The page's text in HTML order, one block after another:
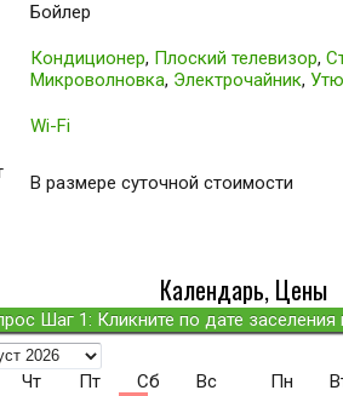
Бойлер
Кондиционер, Плоский телевизор,
Микроволновка, Электрочайник,
Wi-Fi
В размере суточной стоимости
Календарь, Цены
Шаг 1: Кликните по дате заселения
Чт Пт Сб Вс Пн